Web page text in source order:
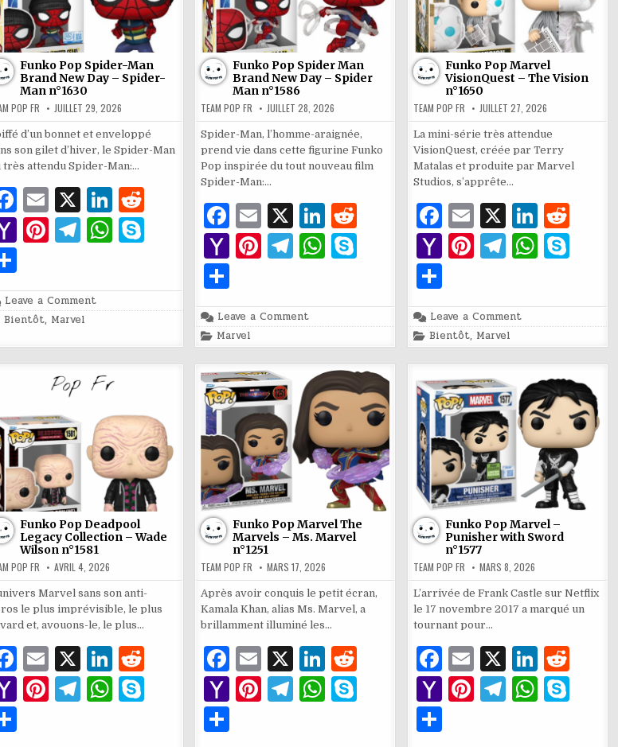
Funko Pop Spider-Man
Brand New Day – Spider-
Man n°1630
POP FR JUILLET 29, 2026
d’un bonnet et enveloppé
son gilet d’hiver, le Spider-Man
très attendu Spider-Man:…
F
a
c
b
o
o
E
m
ai
X
Li
n
k
dI t
Y
o
o
M
Pi
re
st
T
g
ra
m
W
s
p
p
p
ar
ta
er
Leave a Commenton
Funko
Brand
New
Day
–
Spider-
n°1630
Posted
Bientôt, Marvel
Funko Pop Spider Man
Brand New Day – Spider
Man n°1586
TEAM POP FR JUILLET 28, 2026
Spider-Man, l’homme-araignée,
prend vie dans cette figurine Funko
Pop inspirée du tout nouveau film
Spider-Man:…
F
a
c
e
b
o
o
k
E
m
ai
X Li
n
k
dI
n
R
e
d
t
Y
a
h
o
o
M
ai
l
Pi
re
st
T
g
ra
m
W
s
A
p
p
S
p
e
P
ar
ta
g
er
Leave a Commenton
Funko
Spider
Brand
New
Day
–
Spider
Man
n°1586
Posted
in
Marvel
Funko Pop Marvel
VisionQuest – The Vision
n°1650
TEAM POP FR JUILLET 27, 2026
La mini-série très attendue
VisionQuest, créée par Terry
Matalas et produite par Marvel
Studios, s’apprête…
F
a
c
e
b
o
o
k
E
m
ai
X Li
n
k
dI
n
R
e
d
t
Y
a
h
o
o
M
ai
l
Pi
re
st
T
g
ra
m
W
s
A
p
p
S
p
e
P
ar
ta
g
er
Leave a Commenton
Funko
Marvel
–
The
Vision
n°1650
Posted
in
Bientôt, Marvel
Funko Pop Deadpool
Legacy Collection – Wade
Wilson n°1581
POP FR AVRIL 4, 2026
Marvel sans son anti-
le plus imprévisible, le plus
et, avouons-le, le plus…
F
a
c
E
m
ai
X
Li
n
k
Y
Pi T
W
Funko Pop Marvel The
Marvels – Ms. Marvel
n°1251
TEAM POP FR MARS 17, 2026
Après avoir conquis le petit écran,
Kamala Khan, alias Ms. Marvel, a
brillamment illuminé les…
F
a
c
e
E
m
ai
X Li
n
k
R
e
d
Y
a
h
Pi T WS
P
Funko Pop Marvel –
Punisher with Sword
n°1577
TEAM POP FR MARS 8, 2026
L’arrivée de Frank Castle sur Netflix
le 17 novembre 2017 a marqué un
tournant pour…
F
a
c
e
E
m
ai
X Li
n
k
R
e
d
Y
a
h
Pi T WS
P